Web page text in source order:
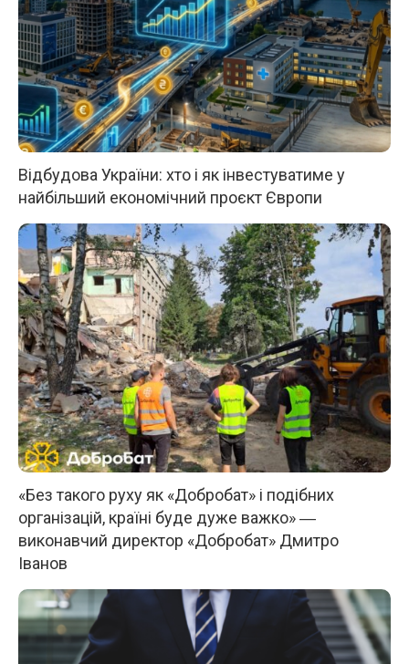
Відбудова України: хто і як інвестуватиме у
найбільший економічний проєкт Європи
«Без такого руху як «Добробат» і подібних
організацій, країні буде дуже важко» ―
виконавчий директор «Добробат» Дмитро
Іванов